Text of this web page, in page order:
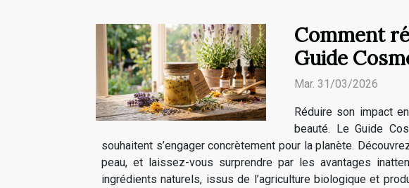
Comment
Guide
Mar. 31/03/2026
Réduire son impact
beauté. Le Guide
souhaitent s’engager concrètement pour la planète.
peau, et laissez-vous surprendre par les avantages
ingrédients naturels, issus de l’agriculture biologique et